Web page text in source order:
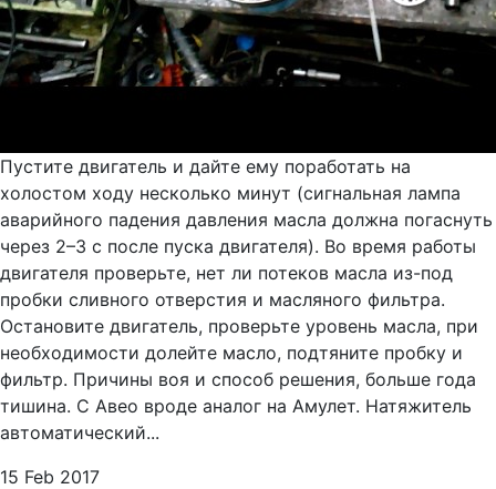
Пустите двигатель и дайте ему поработать на
холостом ходу несколько минут (сигнальная лампа
аварийного падения давления масла должна погаснуть
через 2–3 с после пуска двигателя). Во время работы
двигателя проверьте, нет ли потеков масла из-под
пробки сливного отверстия и масляного фильтра.
Остановите двигатель, проверьте уровень масла, при
необходимости долейте масло, подтяните пробку и
фильтр. Причины воя и способ решения, больше года
тишина. С Авео вроде аналог на Амулет. Натяжитель
автоматический...
15 Feb 2017